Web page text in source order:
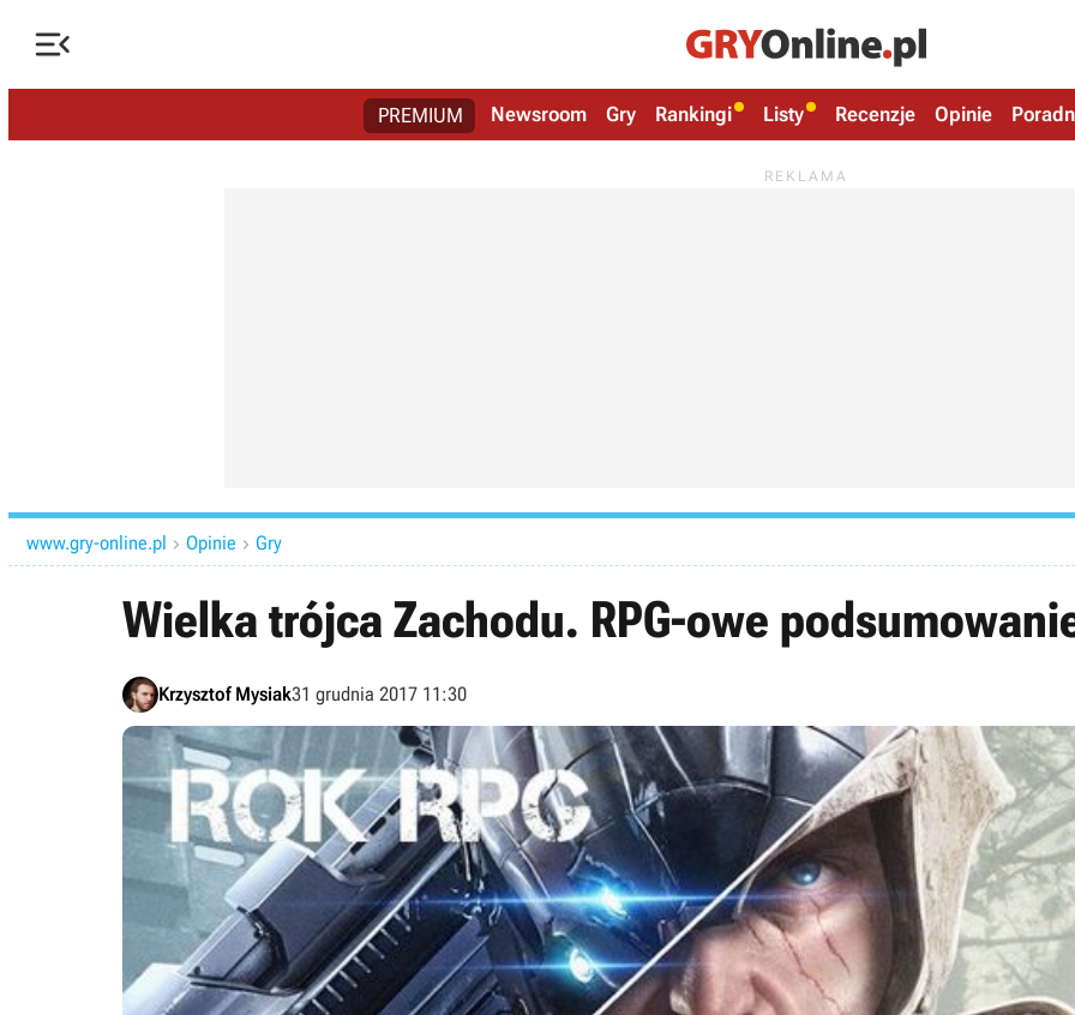

PREMIUM Newsroom Gry Rankingi Listy Recenzje Opinie
www.gry-online.pl  Opinie  Gry
Wielka trójca Zachodu. RPG-owe
Krzysztof Mysiak31 grudnia 2017 11:30